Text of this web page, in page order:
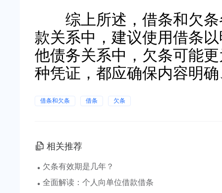
综上所述，借条和欠条
款关系中，建议使用借条
他债务关系中，欠条可能
种凭证，都应确保内容明
借条和欠条 借条 欠条
相关推荐
· 欠条有效期是几年？
· 全面解读：个人向单位借款借条